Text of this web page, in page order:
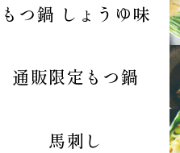
もつ鍋 しょうゆ味
通販限定もつ鍋
馬刺し